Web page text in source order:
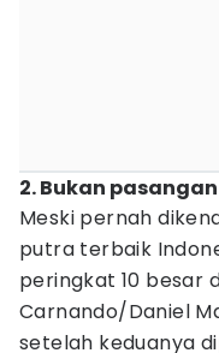
2. Bukan
Meski pernah
putra terbaik
peringkat 10 besar
Carnando/Daniel
setelah keduanya